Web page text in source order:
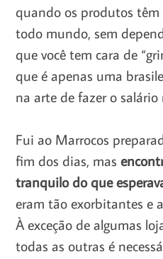
quando os produtos
todo mundo, sem
que você tem cara de
que é apenas uma
na arte de fazer o
Fui ao Marrocos
fim dos dias, mas
tranquilo do que
eram tão exorbitantes e
À exceção de algumas
todas as outras é